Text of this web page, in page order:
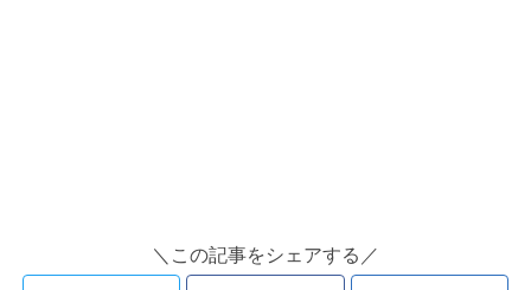
＼この記事をシェアする／